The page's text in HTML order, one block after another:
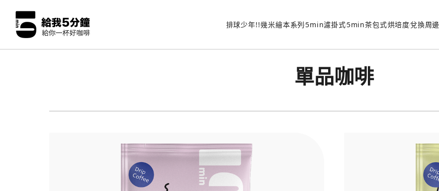
排球少年!!幾米繪本系列5min濾掛式5min茶包式烘培度兌換周邊
單品咖啡